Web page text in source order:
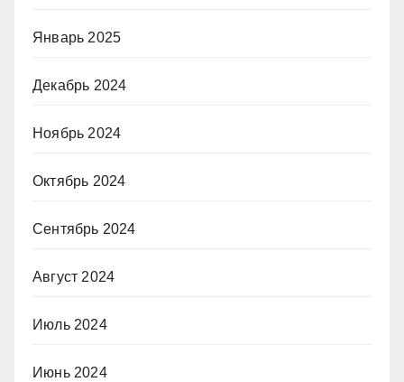
Январь 2025
Декабрь 2024
Ноябрь 2024
Октябрь 2024
Сентябрь 2024
Август 2024
Июль 2024
Июнь 2024